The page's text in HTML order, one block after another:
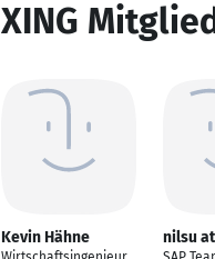
XING
Kevin Hähne nilsu